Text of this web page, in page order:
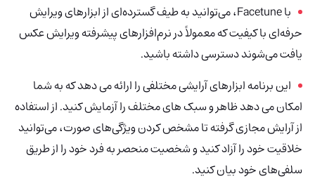
با Facetune، می‌توانید به طیف گسترده‌ای از ابزارهای ویرایش
حرفه‌ای با کیفیت که معمولاً در نرم‌افزارهای پیشرفته ویرایش عکس
یافت می‌شوند دسترسی داشته باشید.
این برنامه ابزارهای آرایشی مختلفی را ارائه می دهد که به شما
امکان می دهد ظاهر و سبک های مختلف را آزمایش کنید. از استفاده
از آرایش مجازی گرفته تا مشخص کردن ویژگی‌های صورت، می‌توانید
خلاقیت خود را آزاد کنید و شخصیت منحصر به فرد خود را از طریق
سلفی‌های خود بیان کنید.